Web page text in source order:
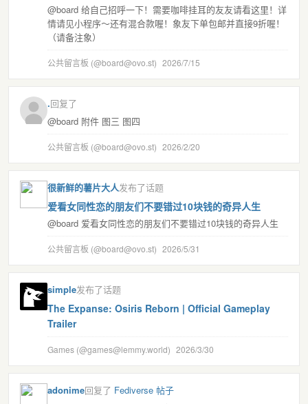
@board 给自己招呼一下！需要咖啡挂耳的友友请看这里！详
情请见小程序～还有混合款喔！象友下单包邮并直接9折喔！
（请备注象）
公共留言板 (@board@ovo.st) 2026/7/15
.回复了
@board 附件 图三 图四
公共留言板 (@board@ovo.st) 2026/2/20
很新鲜的薯片大人发布了话题
爱看女同性恋的朋友们不要错过10块钱的奇异人生
@board 爱看女同性恋的朋友们不要错过10块钱的奇异人生
公共留言板 (@board@ovo.st) 2026/5/31
simple发布了话题
The Expanse: Osiris Reborn | Official Gameplay
Trailer
Games (@games@lemmy.world) 2026/3/30
adonime回复了 Fediverse 帖子